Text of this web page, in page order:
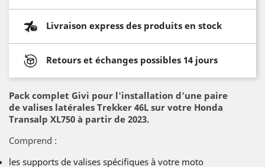
Livraison express des produits en stock
Retours et échanges possibles 14 jours
Pack complet Givi pour l'installation d'une paire
de valises latérales Trekker 46L sur votre Honda
Transalp XL750 à partir de 2023.
Comprend :
les supports de valises spécifiques à votre moto